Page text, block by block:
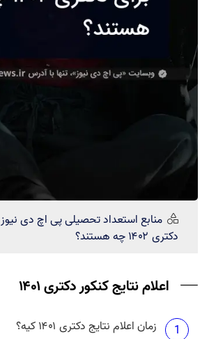
منابع استعداد تحصیلیپی اچ دی نیوز
دکتری ۱۴۰۲ چه هستند؟
اعلام نتایج کنکور دکتری ۱۴۰۱
1 زمان اعلام نتایج دکتری ۱۴۰۱ کیه؟